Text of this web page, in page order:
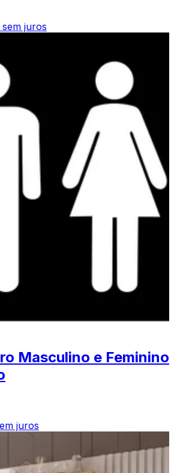
sem juros
Masculino e Feminino
juros